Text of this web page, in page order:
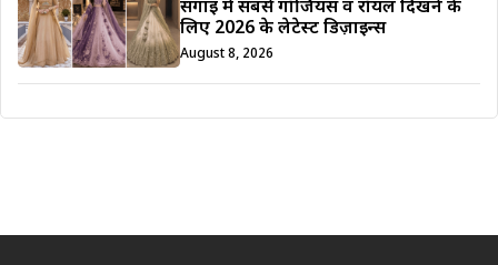
सगाई में सबसे गॉर्जियस व रॉयल दिखने के
लिए 2026 के लेटेस्ट डिज़ाइन्स
August 8, 2026